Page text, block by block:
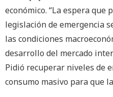
económico. “La espera
legislación de emergencia
las condiciones
desarrollo del mercado
Pidió recuperar niveles de
consumo masivo para que